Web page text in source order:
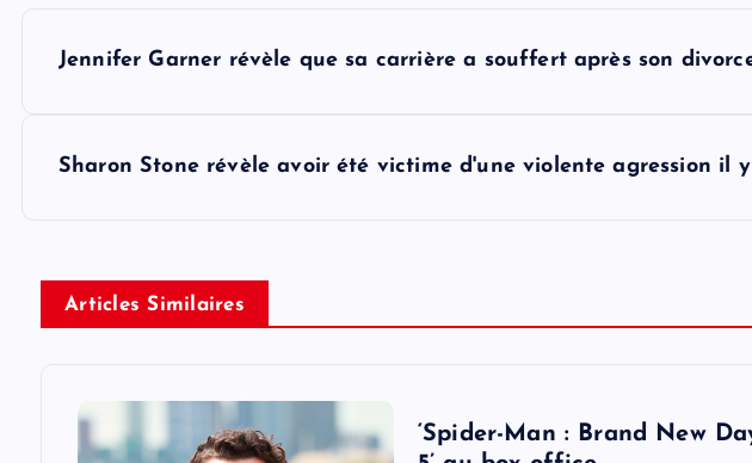
Jennifer Garner révèle que sa carrière a souffert après son
Sharon Stone révèle avoir été victime d'une violente agression il
Articles Similaires
‘Spider-Man : Brand New